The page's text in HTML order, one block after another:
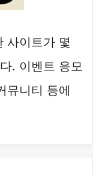
사이트가 몇
. 이벤트 응모
뮤니티 등에